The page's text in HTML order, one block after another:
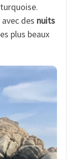
des nuits
plus beaux